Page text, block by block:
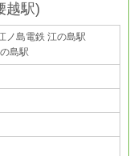
越駅)
ノ島電鉄 江の島駅
島駅